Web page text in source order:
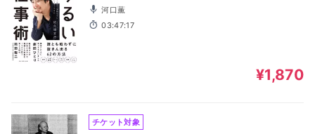
河口薫
03:47:17
¥1,870
チケット対象